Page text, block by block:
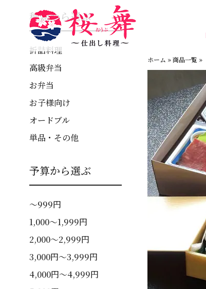
ホーム »商品一覧 »
種類から選ぶ
折詰料理
高級弁当
お弁当
お子様向け
オードブル
単品・その他
予算から選ぶ
～999円
1,000～1,999円
2,000～2,999円
3,000円～3,999円
4,000円～4,999円